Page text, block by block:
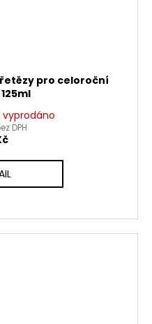
pro celoroční
DPH